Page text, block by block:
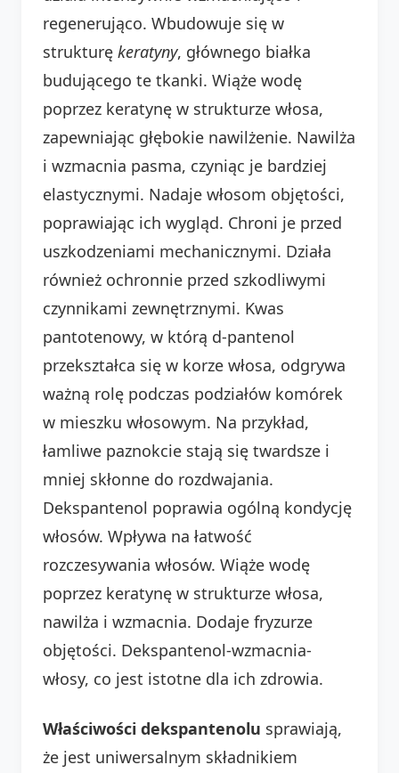
regenerująco. Wbudowuje się w
strukturę keratyny, głównego białka
budującego te tkanki. Wiąże wodę
poprzez keratynę w strukturze włosa,
zapewniając głębokie nawilżenie. Nawilża
i wzmacnia pasma, czyniąc je bardziej
elastycznymi. Nadaje włosom objętości,
poprawiając ich wygląd. Chroni je przed
uszkodzeniami mechanicznymi. Działa
również ochronnie przed szkodliwymi
czynnikami zewnętrznymi. Kwas
pantotenowy, w którą d-pantenol
przekształca się w korze włosa, odgrywa
ważną rolę podczas podziałów komórek
w mieszku włosowym. Na przykład,
łamliwe paznokcie stają się twardsze i
mniej skłonne do rozdwajania.
Dekspantenol poprawia ogólną kondycję
włosów. Wpływa na łatwość
rozczesywania włosów. Wiąże wodę
poprzez keratynę w strukturze włosa,
nawilża i wzmacnia. Dodaje fryzurze
objętości. Dekspantenol-wzmacnia-
włosy, co jest istotne dla ich zdrowia.
Właściwości dekspantenolu sprawiają,
że jest uniwersalnym składnikiem